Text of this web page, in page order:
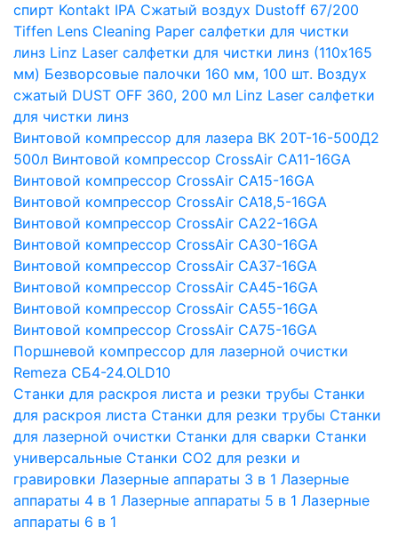
спирт Kontakt IPA Сжатый воздух Dustoff 67/200
Tiffen Lens Cleaning Paper салфетки для чистки
линз Linz Laser салфетки для чистки линз (110х165
мм) Безворсовые палочки 160 мм, 100 шт. Воздух
сжатый DUST OFF 360, 200 мл Linz Laser салфетки
для чистки линз
Винтовой компрессор для лазера ВК 20Т-16-500Д2
500л Винтовой компрессор CrossAir CA11-16GA
Винтовой компрессор CrossAir CA15-16GA
Винтовой компрессор CrossAir CA18,5-16GA
Винтовой компрессор CrossAir CA22-16GA
Винтовой компрессор CrossAir CA30-16GA
Винтовой компрессор CrossAir CA37-16GA
Винтовой компрессор CrossAir CA45-16GA
Винтовой компрессор CrossAir CA55-16GA
Винтовой компрессор CrossAir CA75-16GA
Поршневой компрессор для лазерной очистки
Remeza СБ4-24.OLD10
Станки для раскроя листа и резки трубы Станки
для раскроя листа Станки для резки трубы Станки
для лазерной очистки Станки для сварки Станки
универсальные Станки СО2 для резки и
гравировки Лазерные аппараты 3 в 1 Лазерные
аппараты 4 в 1 Лазерные аппараты 5 в 1 Лазерные
аппараты 6 в 1